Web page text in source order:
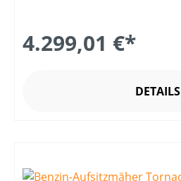
4.299,01 €*
DETAILS